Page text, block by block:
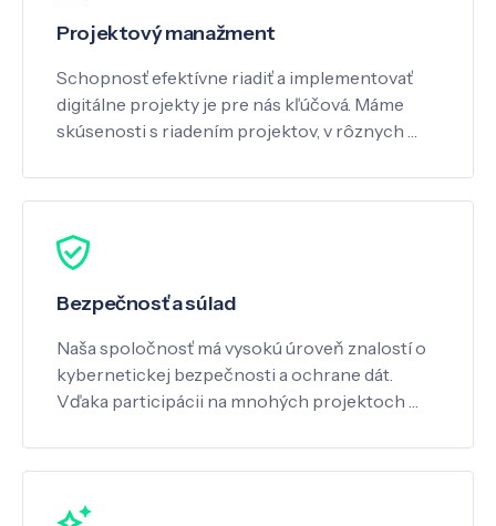
Projektový manažment
Schopnosť efektívne riadiť a implementovať
digitálne projekty je pre nás kľúčová. Máme
skúsenosti s riadením projektov, v rôznych …
Bezpečnosť a súlad
Naša spoločnosť má vysokú úroveň znalostí o
kybernetickej bezpečnosti a ochrane dát.
Vďaka participácii na mnohých projektoch …